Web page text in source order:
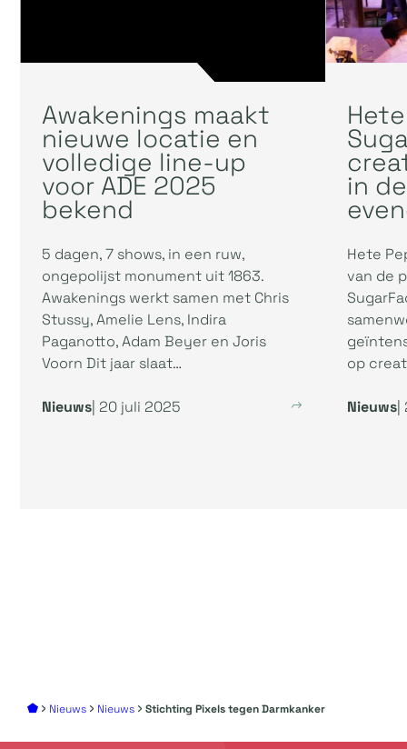
Awakenings maakt
nieuwe locatie en
volledige line-up
voor ADE 2025
bekend
5 dagen, 7 shows, in een ruw,
ongepolijst monument uit 1863.
Awakenings werkt samen met Chris
Stussy, Amelie Lens, Indira
Paganotto, Adam Beyer en Joris
Voorn Dit jaar slaat…
Nieuws | 20 juli 2025
in de
Hete
van de
op
Nieuws
Nieuws Nieuws Stichting Pixels tegen Darmkanker